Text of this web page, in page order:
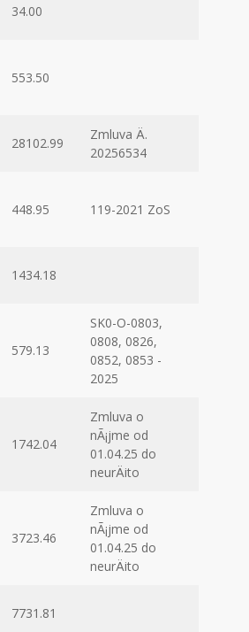
34.00
553.50
28102.99
Zmluva Ä.
20256534
448.95 119-2021 ZoS
1434.18
579.13
SK0-O-0803,
0808, 0826,
0852, 0853 -
2025
1742.04
Zmluva o
nÃ¡jme od
01.04.25 do
neurÄito
3723.46
Zmluva o
nÃ¡jme od
01.04.25 do
neurÄito
7731.81